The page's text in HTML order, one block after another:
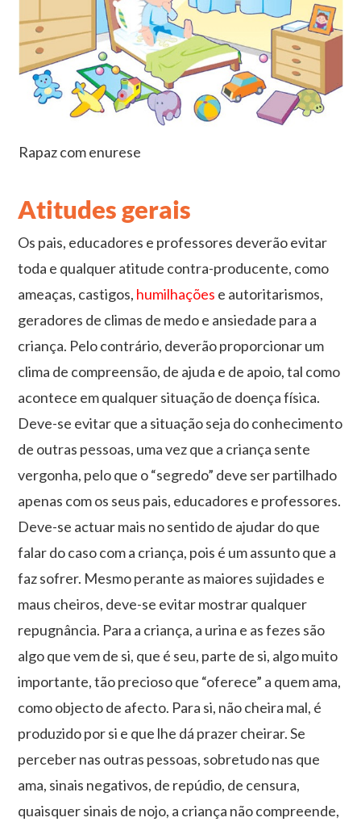
Rapaz com enurese
Atitudes gerais
Os pais, educadores e professores deverão evitar
toda e qualquer atitude contra-producente, como
ameaças, castigos, humilhações e autoritarismos,
geradores de climas de medo e ansiedade para a
criança. Pelo contrário, deverão proporcionar um
clima de compreensão, de ajuda e de apoio, tal como
acontece em qualquer situação de doença física.
Deve-se evitar que a situação seja do conhecimento
de outras pessoas, uma vez que a criança sente
vergonha, pelo que o “segredo” deve ser partilhado
apenas com os seus pais, educadores e professores.
Deve-se actuar mais no sentido de ajudar do que
falar do caso com a criança, pois é um assunto que a
faz sofrer. Mesmo perante as maiores sujidades e
maus cheiros, deve-se evitar mostrar qualquer
repugnância. Para a criança, a urina e as fezes são
algo que vem de si, que é seu, parte de si, algo muito
importante, tão precioso que “oferece” a quem ama,
como objecto de afecto. Para si, não cheira mal, é
produzido por si e que lhe dá prazer cheirar. Se
perceber nas outras pessoas, sobretudo nas que
ama, sinais negativos, de repúdio, de censura,
quaisquer sinais de nojo, a criança não compreende,